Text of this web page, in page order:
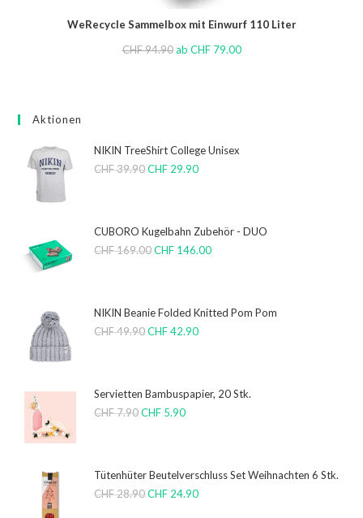
WeRecycle Sammelbox mit Einwurf 110 Liter
CHF94.90 ab CHF79.00
Aktionen
NIKIN TreeShirt College Unisex
CHF39.90 CHF 29.90
CUBORO Kugelbahn Zubehör - DUO
CHF169.00 CHF 146.00
NIKIN Beanie Folded Knitted Pom Pom
CHF49.90 CHF42.90
Servietten Bambuspapier, 20 Stk.
CHF7.90 CHF 5.90
Tütenhüter Beutelverschluss Set Weihnachten 6 Stk.
CHF28.90 CHF 24.90